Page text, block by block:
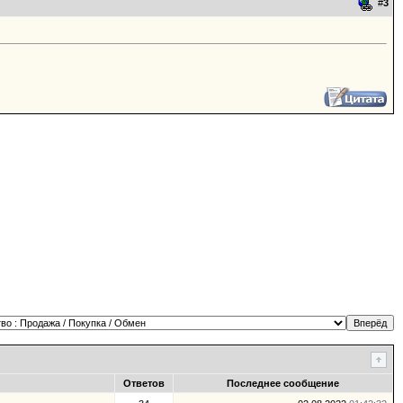
#3
Ответов
Последнее сообщение